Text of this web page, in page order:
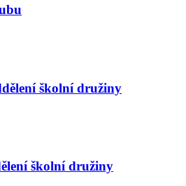
školní družiny
školní družiny